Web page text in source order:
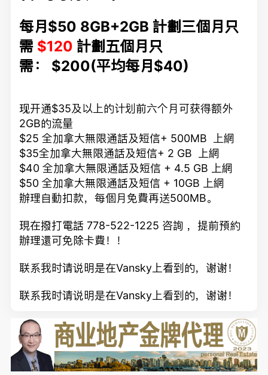
每月$50 8GB+2GB 計劃三個月只
需 $120 計劃五個月只
需： $200(平均每月$40)
现开通$35及以上的计划前六个月可获得额外
2GB的流量
$25 全加拿大無限通話及短信+ 500MB 上網
$35全加拿大無限通話及短信+ 2 GB 上網
$40 全加拿大無限通話及短信 + 4.5 GB 上網
$50 全加拿大無限通話及短信 + 10GB 上網
辦理自動扣款，每個月免費再送500MB。
現在撥打電話 778-522-1225 咨詢 ，提前預約
辦理還可免除卡費！！
联系我时请说明是在Vansky上看到的，谢谢！
联系我时请说明是在Vansky上看到的，谢谢！